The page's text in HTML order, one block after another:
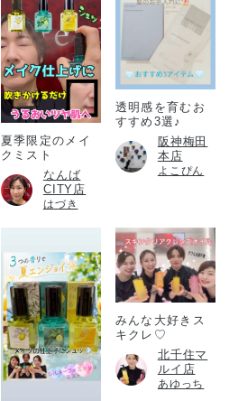
夏季限定のメイ
クミスト
なんば
CITY店
はづき
透明感を育むお
すすめ3選♪
阪神梅田
本店
よこぴん
みんな大好きス
キクレ♡
北千住マ
ルイ店
あゆっち